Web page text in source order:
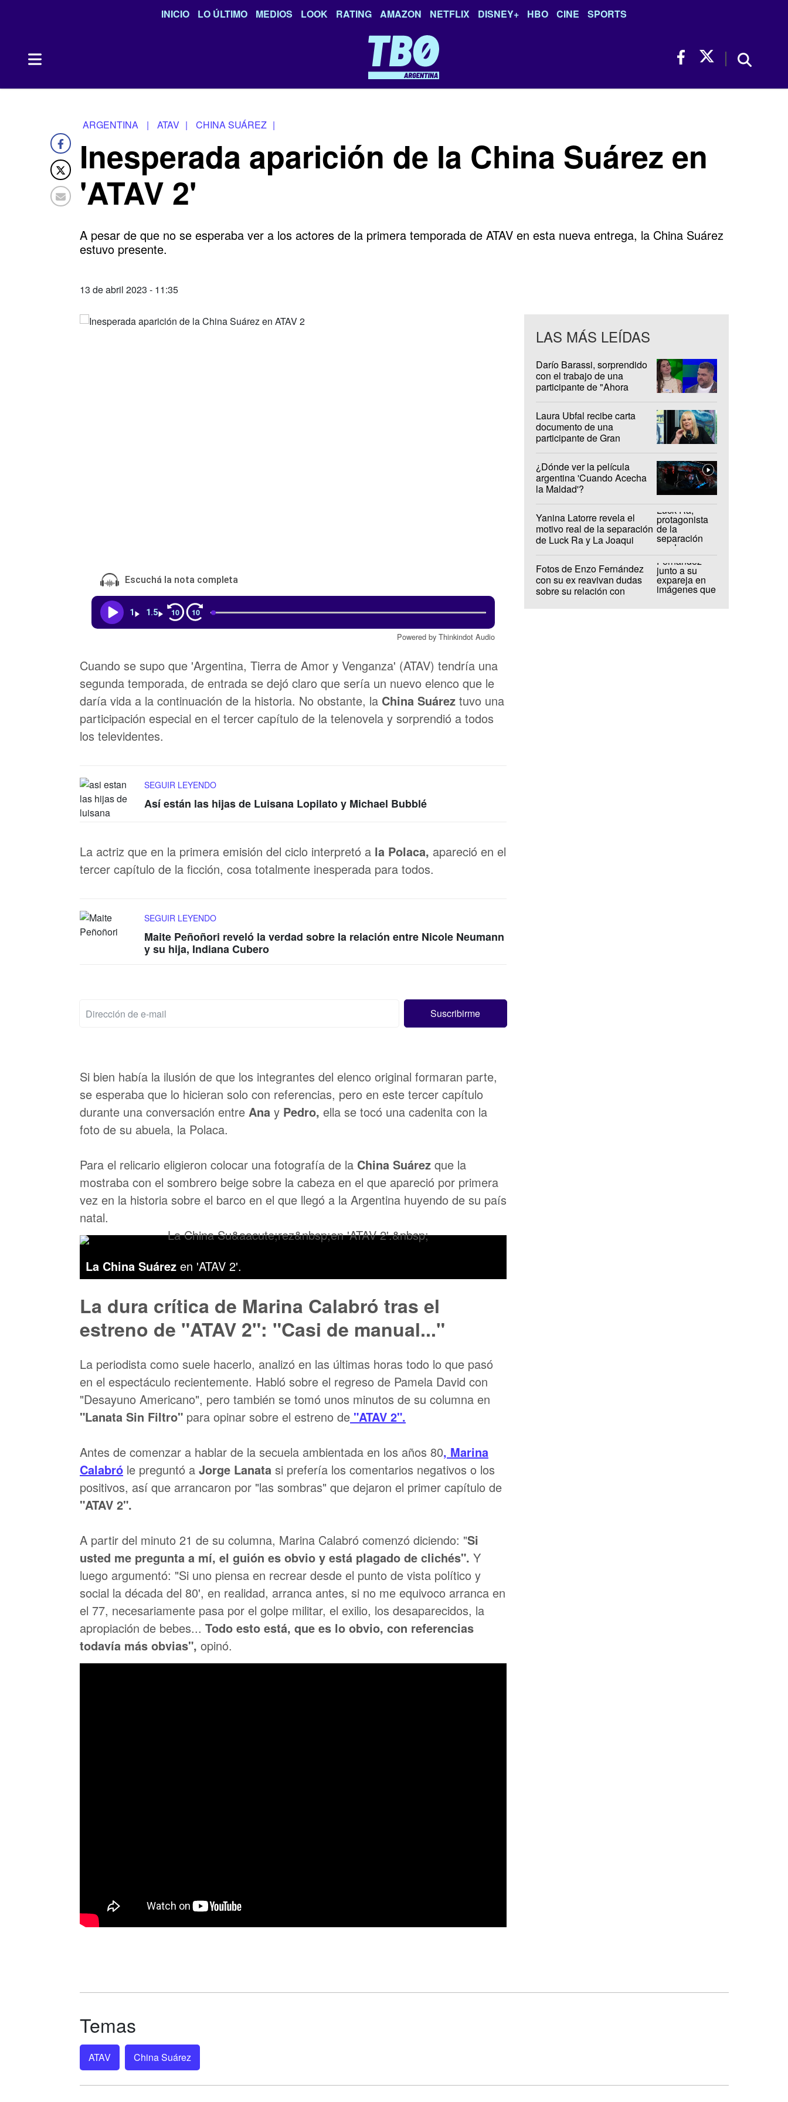
INICIO LO ÚLTIMO MEDIOS LOOK RATING AMAZON NETFLIX DISNEY+ HBO CINE SPORTS
ARGENTINA | ATAV | CHINA SUÁREZ |
Inesperada aparición de la China Suárez en
'ATAV 2'
A pesar de que no se esperaba ver a los actores de la primera temporada de ATAV en esta nueva entrega, la China Suárez
estuvo presente.
13 de abril 2023 - 11:35
Escuchá la nota completa
1 1.5 10 10
Powered by Thinkindot Audio
Cuando se supo que 'Argentina, Tierra de Amor y Venganza' (ATAV) tendría una
segunda temporada, de entrada se dejó claro que sería un nuevo elenco que le
daría vida a la continuación de la historia. No obstante, la China Suárez tuvo una
participación especial en el tercer capítulo de la telenovela y sorprendió a todos
los televidentes.
SEGUIR LEYENDO
Así están las hijas de Luisana Lopilato y Michael Bubblé
La actriz que en la primera emisión del ciclo interpretó a la Polaca, apareció en el
tercer capítulo de la ficción, cosa totalmente inesperada para todos.
SEGUIR LEYENDO
Maite Peñoñori reveló la verdad sobre la relación entre Nicole Neumann
y su hija, Indiana Cubero
Si bien había la ilusión de que los integrantes del elenco original formaran parte,
se esperaba que lo hicieran solo con referencias, pero en este tercer capítulo
durante una conversación entre Ana y Pedro, ella se tocó una cadenita con la
foto de su abuela, la Polaca.
Para el relicario eligieron colocar una fotografía de la China Suárez que la
mostraba con el sombrero beige sobre la cabeza en el que apareció por primera
vez en la historia sobre el barco en el que llegó a la Argentina huyendo de su país
natal.
La China Suárez en 'ATAV 2'.
La dura crítica de Marina Calabró tras el
estreno de "ATAV 2": "Casi de manual..."
La periodista como suele hacerlo, analizó en las últimas horas todo lo que pasó
en el espectáculo recientemente. Habló sobre el regreso de Pamela David con
"Desayuno Americano", pero también se tomó unos minutos de su columna en
"Lanata Sin Filtro" para opinar sobre el estreno de "ATAV 2".
Antes de comenzar a hablar de la secuela ambientada en los años 80, Marina
Calabró le preguntó a Jorge Lanata si prefería los comentarios negativos o los
positivos, así que arrancaron por "las sombras" que dejaron el primer capítulo de
"ATAV 2".
A partir del minuto 21 de su columna, Marina Calabró comenzó diciendo: "Si
usted me pregunta a mí, el guión es obvio y está plagado de clichés". Y
luego argumentó: "Si uno piensa en recrear desde el punto de vista político y
social la década del 80', en realidad, arranca antes, si no me equivoco arranca en
el 77, necesariamente pasa por el golpe militar, el exilio, los desaparecidos, la
apropiación de bebes... Todo esto está, que es lo obvio, con referencias
todavía más obvias", opinó.
LAS MÁS LEÍDAS
Darío Barassi, sorprendido
con el trabajo de una
participante de "Ahora
Laura Ubfal recibe carta
documento de una
participante de Gran
¿Dónde ver la película
argentina 'Cuando Acecha
la Maldad'?
Yanina Latorre revela el
motivo real de la separación
de Luck Ra y La Joaqui
Fotos de Enzo Fernández
con su ex reavivan dudas
sobre su relación con
Temas
ATAV China Suárez